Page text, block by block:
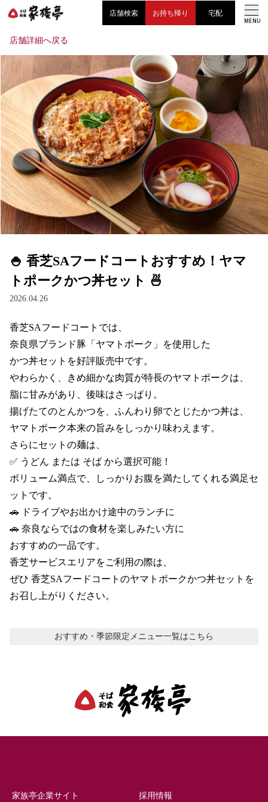
店舗検索 お持ち帰り 宅配
MENU
こだわり
お知らせ
メニュー
採用情報
LANGUAGE
店舗詳細へ戻る
🍚 香芝SAフードコートおすすめ！ヤマ
トポークかつ丼セット 🍜
2026.04.26
香芝SAフードコートでは、
奈良県ブランド豚「ヤマトポーク」を使用した
かつ丼セットを好評販売中です。
やわらかく、きめ細かな肉質が特長のヤマトポークは、
脂に甘みがあり、後味はさっぱり。
揚げたてのとんかつを、ふんわり卵でとじたかつ丼は、
ヤマトポーク本来の旨みをしっかり味わえます。
さらにセットの麺は、
✅ うどん または そば から選択可能！
ボリューム満点で、しっかりお腹を満たしてくれる満足セ
ットです。
🚗 ドライブやお出かけ途中のランチに
🚗 奈良ならではの食材を楽しみたい方に
おすすめの一品です。
香芝サービスエリアをご利用の際は、
ぜひ 香芝SAフードコートのヤマトポークかつ丼セットを
お召し上がりください。
おすすめ・季節限定メニュー一覧はこちら
家族亭企業サイト
採用情報